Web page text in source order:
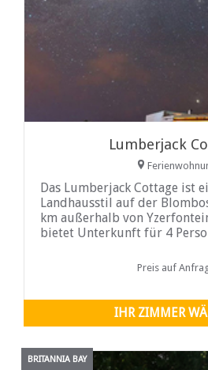
Lumberjack
Das Lumberjack Cottage ist
Landhausstil auf der
km außerhalb von
bietet Unterkunft für 4
Preis auf
IHR ZIMMER
BRITANNIA BAY